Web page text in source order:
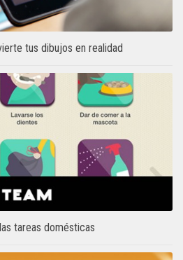
tus dibujos en realidad
tareas domésticas